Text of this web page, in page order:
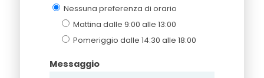
Nessuna preferenza di orario
Mattina dalle 9:00 alle 13:00
Pomeriggio dalle 14:30 alle 18:00
Messaggio